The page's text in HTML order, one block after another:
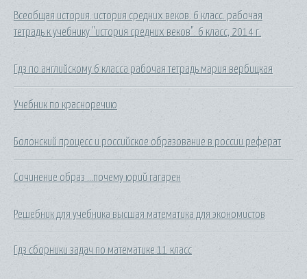
Всеобщая история. история средних веков. 6 класс. рабочая
тетрадь к учебнику "история средних веков". 6 класс, 2014 г.
Гдз по английскому 6 класса рабочая тетрадь мария вербицкая
Учебник по красноречию
Болонский процесс и российское образование в россии реферат
Сочинение образ ...почему юрий гагарен
Решебник для учебника высшая математика для экономистов
Гдз сборники задач по математике 11 класс